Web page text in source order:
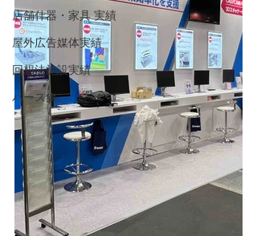
店舗什器・家具 実績
屋外広告媒体実績
回想法施設実績
パース集